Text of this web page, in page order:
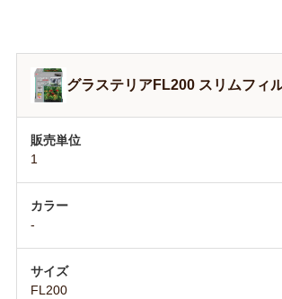
グラステリアFL200 スリムフィ
1
-
FL200